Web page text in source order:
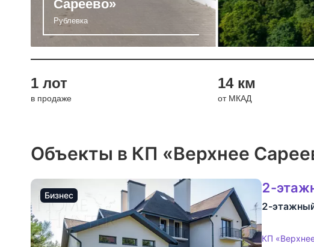
Сареево»
Рублевка
1 лот
в продаже
14 км
от МКАД
Объекты в КП «Верхнее
Бизнес 2-
2-
КП